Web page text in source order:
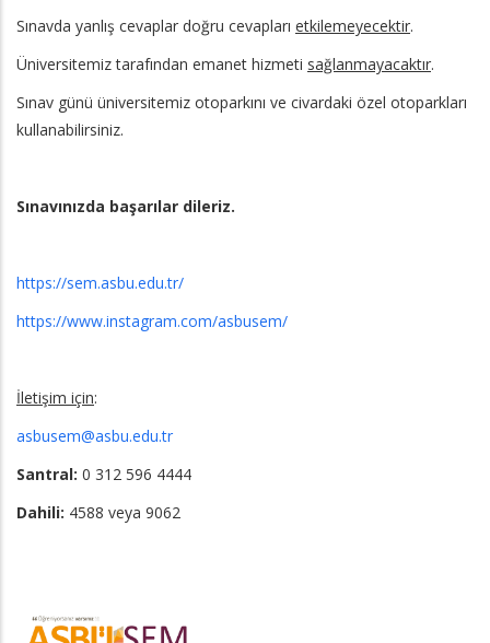
Sınavda yanlış cevaplar doğru cevapları etkilemeyecektir.
Üniversitemiz tarafından emanet hizmeti sağlanmayacaktır.
Sınav günü üniversitemiz otoparkını ve civardaki özel otoparkları
kullanabilirsiniz.
Sınavınızda başarılar dileriz.
https://sem.asbu.edu.tr/
https://www.instagram.com/asbusem/
İletişim için:
asbusem@asbu.edu.tr
Santral: 0 312 596 4444
Dahili: 4588 veya 9062